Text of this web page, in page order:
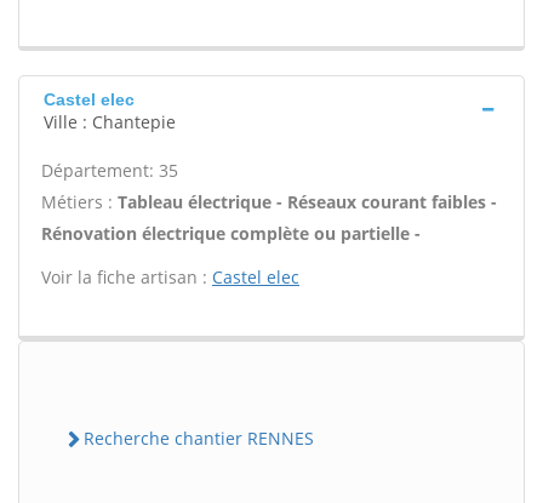
Castel elec
Ville : Chantepie
Département: 35
Métiers : Tableau électrique - Réseaux courant faibles -
Rénovation électrique complète ou partielle -
Voir la fiche artisan : Castel elec
Recherche chantier RENNES